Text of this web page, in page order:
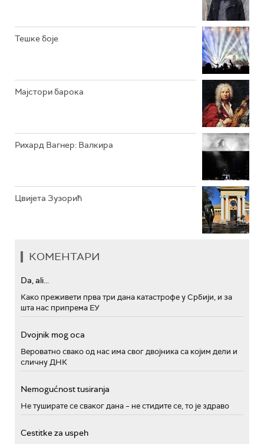
РАДИО ЏЕЗЕР
Тешке боје
Мајстори барока
Рихард Вагнер: Валкира
Цвијета Зузорић
КОМЕНТАРИ
Da, ali...
Како преживети прва три дана катастрофе у Србији, и за
шта нас припрема ЕУ
Dvojnik mog oca
Вероватно свако од нас има свог двојника са којим дели и
сличну ДНК
Nemogućnost tusiranja
Не туширате се сваког дана – не стидите се, то је здраво
Cestitke za uspeh